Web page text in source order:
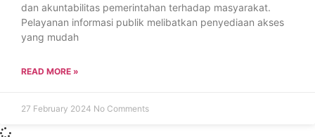
dan akuntabilitas pemerintahan terhadap masyarakat.
Pelayanan informasi publik melibatkan penyediaan akses
yang mudah
READ MORE »
27 February 2024 No Comments